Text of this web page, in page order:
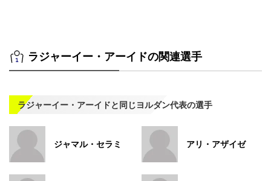
ラジャーイー・アーイドの関連選手
ラジャーイー・アーイドと同じヨルダン代表の選手
ジャマル・セラミ アリ・アザイゼ